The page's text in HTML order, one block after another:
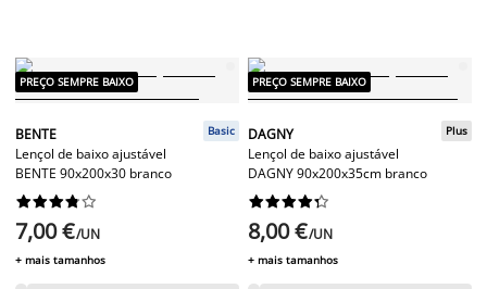
PREÇO SEMPRE BAIXO
BENTE
Lençol de baixo ajustável
BENTE 90x200x30 branco
Basic






7,00 €/UN
+ mais tamanhos
PREÇO SEMPRE BAIXO
DAGNY
Lençol de baixo ajustável
DAGNY 90x200x35cm branco
Plus






8,00 €/UN
+ mais tamanhos